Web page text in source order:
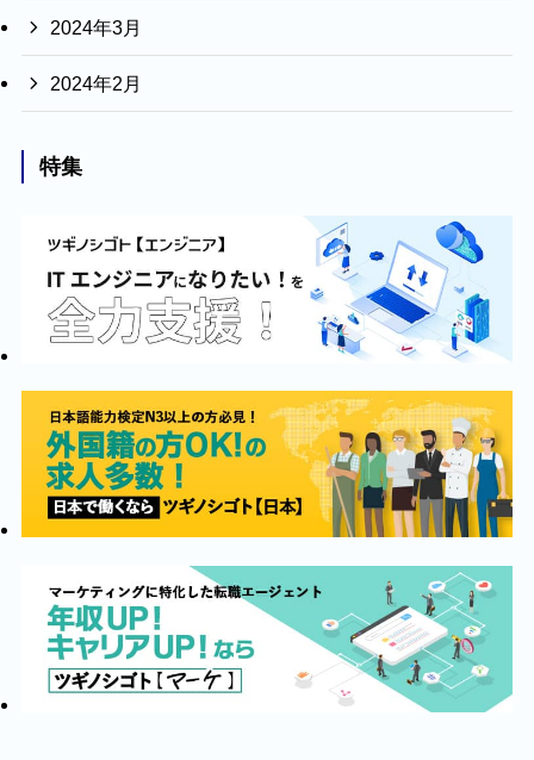
2024年3月
2024年2月
特集